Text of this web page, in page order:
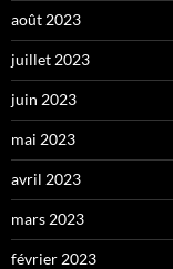
août 2023
juillet 2023
juin 2023
mai 2023
avril 2023
mars 2023
février 2023